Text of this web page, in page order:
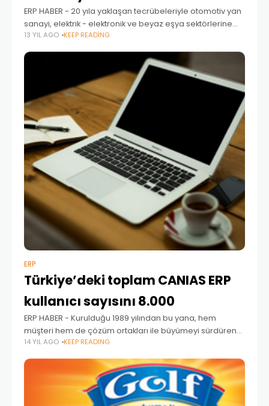
ERP HABER - 20 yıla yaklaşan tecrübeleriyle otomotiv yan
sanayi, elektrik - elektronik ve beyaz eşya sektörlerine
hizmet veren Nas Plastik’in Genel Müdürü Seyhan
Aydıner, CANIAS ERP ’nin yönetim kararlarına
13 YIL AGO KEEP READING
ERP
Türkiye’deki toplam CANIAS ERP
kullanıcı sayısını 8.000
ERP HABER - Kurulduğu 1989 yılından bu yana, hem
müşteri hem de çözüm ortakları ile büyümeyi sürdüren
IAS, her yıl artan proje sayısı ile yoluna devam ediyor.
2012 yılı hedeflerini
14 YIL AGO KEEP READING